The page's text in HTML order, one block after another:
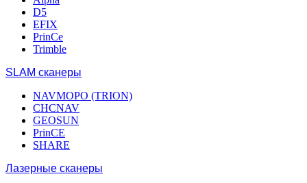
D5
EFIX
PrinCe
Trimble
SLAM сканеры
NAVMOPO (TRION)
CHCNAV
GEOSUN
PrinCE
SHARE
Лазерные сканеры